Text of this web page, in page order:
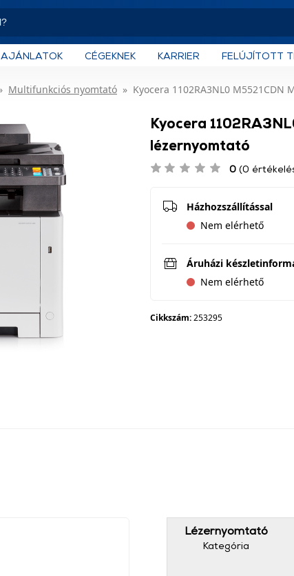
AJÁNLATOK CÉGEKNEK KARRIER FELÚJÍTOTT
Multifunkciós nyomtató Kyocera 1102RA3NL0
Kyocera
lézernyomtató
0 (0
Házhozszállítással
Nem elérhető
Áruházi
Nem elérhető
Cikkszám:253295
Lézernyomtató
Kategória